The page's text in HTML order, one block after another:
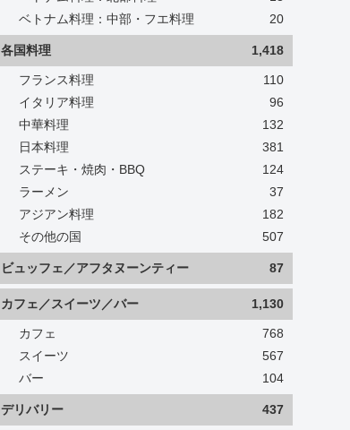
ベトナム料理：中部・フエ料理
20
各国料理 1,418
フランス料理
110
イタリア料理
96
中華料理
132
日本料理
381
ステーキ・焼肉・BBQ
124
ラーメン
37
アジアン料理
182
その他の国
507
ビュッフェ／アフタヌーンティー 87
カフェ／スイーツ／バー 1,130
カフェ
768
スイーツ
567
バー
104
デリバリー 437